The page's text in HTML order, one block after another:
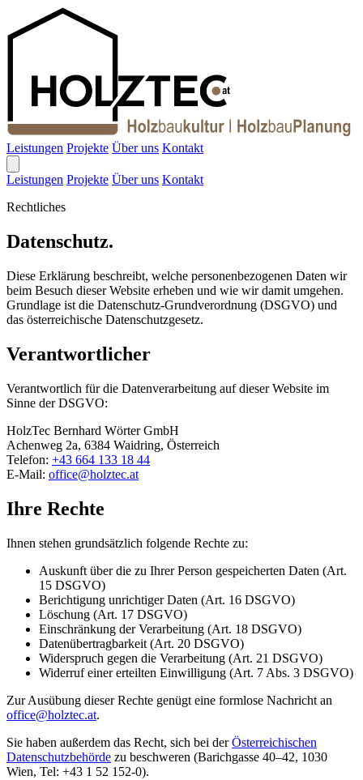
Leistungen Projekte Über uns Kontakt
Leistungen Projekte Über uns Kontakt
Rechtliches
Datenschutz.
Diese Erklärung beschreibt, welche personenbezogenen Daten wir
beim Besuch dieser Website erheben und wie wir damit umgehen.
Grundlage ist die Datenschutz-Grundverordnung (DSGVO) und
das österreichische Datenschutzgesetz.
Verantwortlicher
Verantwortlich für die Datenverarbeitung auf dieser Website im
Sinne der DSGVO:
HolzTec Bernhard Wörter GmbH
Achenweg 2a, 6384 Waidring, Österreich
Telefon: +43 664 133 18 44
E-Mail: office@holztec.at
Ihre Rechte
Ihnen stehen grundsätzlich folgende Rechte zu:
Auskunft über die zu Ihrer Person gespeicherten Daten (Art.
15 DSGVO)
Berichtigung unrichtiger Daten (Art. 16 DSGVO)
Löschung (Art. 17 DSGVO)
Einschränkung der Verarbeitung (Art. 18 DSGVO)
Datenübertragbarkeit (Art. 20 DSGVO)
Widerspruch gegen die Verarbeitung (Art. 21 DSGVO)
Widerruf einer erteilten Einwilligung (Art. 7 Abs. 3 DSGVO)
Zur Ausübung dieser Rechte genügt eine formlose Nachricht an
office@holztec.at.
Sie haben außerdem das Recht, sich bei derÖsterreichischen
Datenschutzbehörde zu beschweren (Barichgasse 40–42, 1030
Wien, Tel: +43 1 52 152-0).